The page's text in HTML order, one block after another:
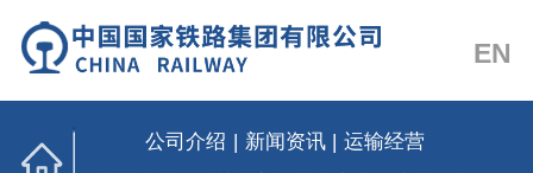
EN
公司介绍 新闻资讯
运输经营